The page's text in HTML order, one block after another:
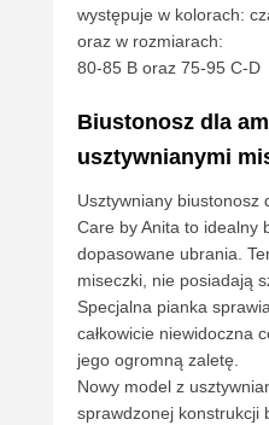
występuje w kolorach:
oraz w rozmiarach:
80-85 B oraz 75-95 C-D
Biustonosz dla
usztywnianymi
Usztywniany biustonosz
Care by Anita to idealny
dopasowane ubrania.
miseczki, nie posiadają
Specjalna pianka
całkowicie niewidoczna
jego ogromną zaletę.
Nowy model z
sprawdzonej konstrukcji